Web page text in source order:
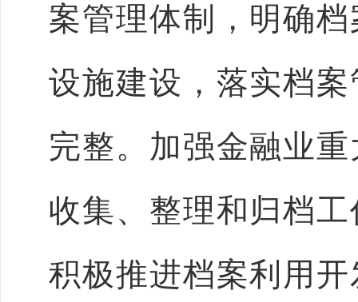
案管理体制，明确
设施建设，落实档
完整。加强金融业
收集、整理和归档
积极推进档案利用